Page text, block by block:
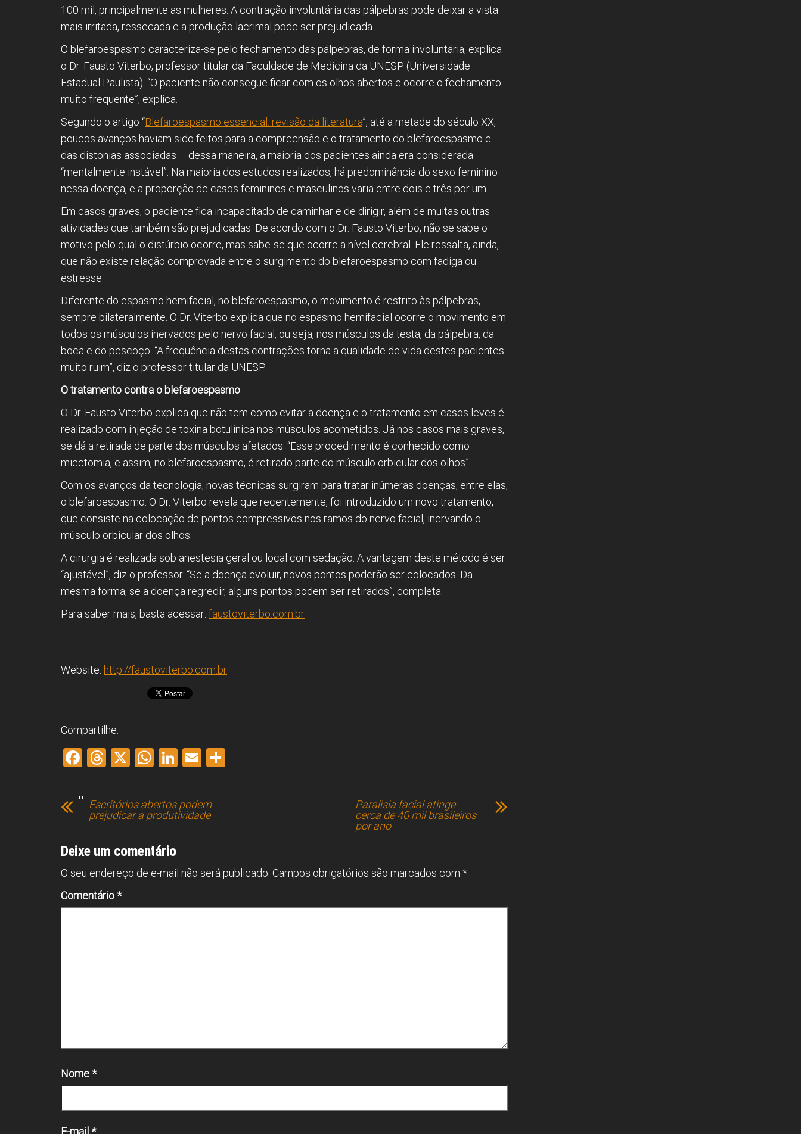
100 mil, principalmente as mulheres. A contração involuntária das pálpebras pode deixar a vista
mais irritada, ressecada e a produção lacrimal pode ser prejudicada.
O blefaroespasmo caracteriza-se pelo fechamento das pálpebras, de forma involuntária, explica
o Dr. Fausto Viterbo, professor titular da Faculdade de Medicina da UNESP (Universidade
Estadual Paulista). “O paciente não consegue ficar com os olhos abertos e ocorre o fechamento
muito frequente”, explica.
Segundo o artigo “Blefaroespasmo essencial: revisão da literatura”, até a metade do século XX,
poucos avanços haviam sido feitos para a compreensão e o tratamento do blefaroespasmo e
das distonias associadas – dessa maneira, a maioria dos pacientes ainda era considerada
“mentalmente instável”. Na maioria dos estudos realizados, há predominância do sexo feminino
nessa doença, e a proporção de casos femininos e masculinos varia entre dois e três por um.
Em casos graves, o paciente fica incapacitado de caminhar e de dirigir, além de muitas outras
atividades que também são prejudicadas. De acordo com o Dr. Fausto Viterbo, não se sabe o
motivo pelo qual o distúrbio ocorre, mas sabe-se que ocorre a nível cerebral. Ele ressalta, ainda,
que não existe relação comprovada entre o surgimento do blefaroespasmo com fadiga ou
estresse.
Diferente do espasmo hemifacial, no blefaroespasmo, o movimento é restrito às pálpebras,
sempre bilateralmente. O Dr. Viterbo explica que no espasmo hemifacial ocorre o movimento em
todos os músculos inervados pelo nervo facial, ou seja, nos músculos da testa, da pálpebra, da
boca e do pescoço. “A frequência destas contrações torna a qualidade de vida destes pacientes
muito ruim”, diz o professor titular da UNESP.
O tratamento contra o blefaroespasmo
O Dr. Fausto Viterbo explica que não tem como evitar a doença e o tratamento em casos leves é
realizado com injeção de toxina botulínica nos músculos acometidos. Já nos casos mais graves,
se dá a retirada de parte dos músculos afetados. “Esse procedimento é conhecido como
miectomia, e assim, no blefaroespasmo, é retirado parte do músculo orbicular dos olhos”.
Com os avanços da tecnologia, novas técnicas surgiram para tratar inúmeras doenças, entre elas,
o blefaroespasmo. O Dr. Viterbo revela que recentemente, foi introduzido um novo tratamento,
que consiste na colocação de pontos compressivos nos ramos do nervo facial, inervando o
músculo orbicular dos olhos.
A cirurgia é realizada sob anestesia geral ou local com sedação. A vantagem deste método é ser
“ajustável”, diz o professor. “Se a doença evoluir, novos pontos poderão ser colocados. Da
mesma forma, se a doença regredir, alguns pontos podem ser retirados”, completa.
Para saber mais, basta acessar: faustoviterbo.com.br
Website: http://faustoviterbo.com.br
Compartilhe:
F
ce
b
ok
T
e
a
s
X
W
at
s
p
p
Li
dI
E
l
Escritórios abertos podem
prejudicar a produtividade
Paralisia facial atinge
cerca de 40 mil brasileiros
por ano
Deixe um comentário
O seu endereço de e-mail não será publicado. Campos obrigatórios são marcados com *
Comentário*
Nome*
E-mail*